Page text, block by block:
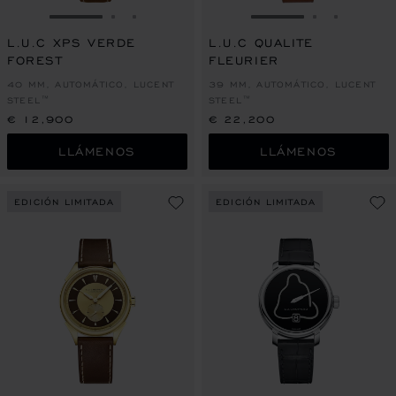
IR A LA DIAPOSITIVA 1
IR A LA DIAPOSITIVA 2
IR A LA DIAPOSITIVA 3
L.U.C XPS VERDE
FOREST
40 MM, AUTOMÁTICO, LUCENT
STEEL™
€ 12,900
LLÁMENOS
IR A LA
L.U.C QUALITE
FLEURIER
39 MM, AUTOMÁTICO, LUCENT
STEEL™
€ 22,200
LLÁMENOS
EDICIÓN LIMITADA EDICIÓN LIMITADA